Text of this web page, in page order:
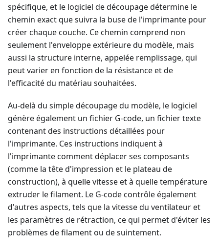
spécifique, et le logiciel de découpage détermine le
chemin exact que suivra la buse de l'imprimante pour
créer chaque couche. Ce chemin comprend non
seulement l'enveloppe extérieure du modèle, mais
aussi la structure interne, appelée remplissage, qui
peut varier en fonction de la résistance et de
l'efficacité du matériau souhaitées.
Au-delà du simple découpage du modèle, le logiciel
génère également un fichier G-code, un fichier texte
contenant des instructions détaillées pour
l'imprimante. Ces instructions indiquent à
l'imprimante comment déplacer ses composants
(comme la tête d'impression et le plateau de
construction), à quelle vitesse et à quelle température
extruder le filament. Le G-code contrôle également
d'autres aspects, tels que la vitesse du ventilateur et
les paramètres de rétraction, ce qui permet d'éviter les
problèmes de filament ou de suintement.